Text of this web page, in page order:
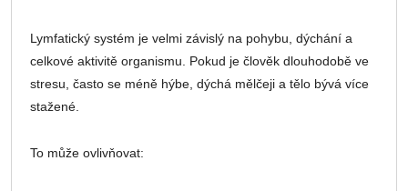
Lymfatický systém je velmi závislý na pohybu, dýchání a
celkové aktivitě organismu. Pokud je člověk dlouhodobě ve
stresu, často se méně hýbe, dýchá mělčeji a tělo bývá více
stažené.
To může ovlivňovat: